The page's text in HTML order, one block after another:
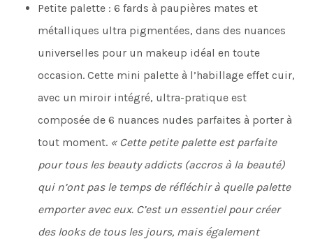
Petite palette : 6 fards à paupières mates et
métalliques ultra pigmentées, dans des nuances
universelles pour un makeup idéal en toute
occasion. Cette mini palette à l’habillage effet cuir,
avec un miroir intégré, ultra-pratique est
composée de 6 nuances nudes parfaites à porter à
tout moment. « Cette petite palette est parfaite
pour tous les beauty addicts (accros à la beauté)
qui n’ont pas le temps de réfléchir à quelle palette
emporter avec eux. C’est un essentiel pour créer
des looks de tous les jours, mais également